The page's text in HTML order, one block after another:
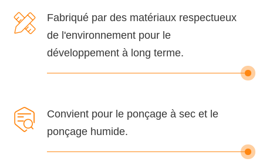

Fabriqué par des matériaux respectueux
de l'environnement pour le
développement à long terme.

Convient pour le ponçage à sec et le
ponçage humide.